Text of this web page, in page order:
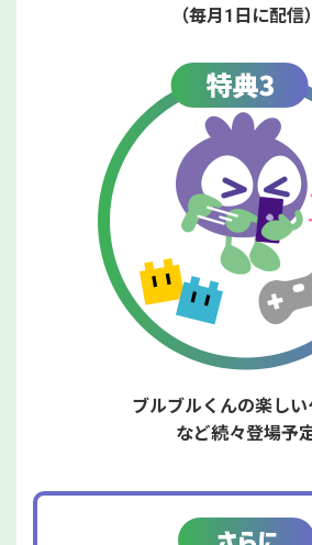
（毎月1日に配信）
ブルブルくんの楽しい
など続々登場予